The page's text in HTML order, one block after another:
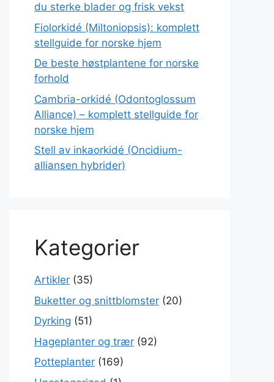
du sterke blader og frisk vekst
Fiolorkidé (Miltoniopsis): komplett
stellguide for norske hjem
De beste høstplantene for norske
forhold
Cambria-orkidé (Odontoglossum
Alliance) – komplett stellguide for
norske hjem
Stell av inkaorkidé (Oncidium-
alliansen hybrider)
Kategorier
Artikler (35)
Buketter og snittblomster (20)
Dyrking (51)
Hageplanter og trær (92)
Potteplanter (169)